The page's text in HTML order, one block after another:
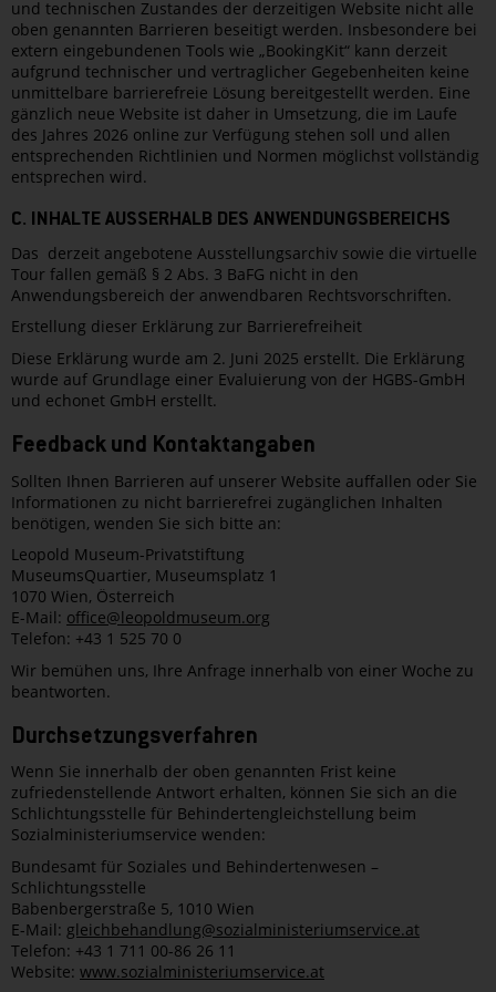
und technischen Zustandes der derzeitigen Website nicht alle
oben genannten Barrieren beseitigt werden. Insbesondere bei
extern eingebundenen Tools wie „BookingKit“ kann derzeit
aufgrund technischer und vertraglicher Gegebenheiten keine
unmittelbare barrierefreie Lösung bereitgestellt werden. Eine
gänzlich neue Website ist daher in Umsetzung, die im Laufe
des Jahres 2026 online zur Verfügung stehen soll und allen
entsprechenden Richtlinien und Normen möglichst vollständig
entsprechen wird.
C. INHALTE AUSSERHALB DES ANWENDUNGSBEREICHS
Das derzeit angebotene Ausstellungsarchiv sowie die virtuelle
Tour fallen gemäß § 2 Abs. 3 BaFG nicht in den
Anwendungsbereich der anwendbaren Rechtsvorschriften.
Erstellung dieser Erklärung zur Barrierefreiheit
Diese Erklärung wurde am 2. Juni 2025 erstellt. Die Erklärung
wurde auf Grundlage einer Evaluierung von der HGBS-GmbH
und echonet GmbH erstellt.
Feedback und Kontaktangaben
Sollten Ihnen Barrieren auf unserer Website auffallen oder Sie
Informationen zu nicht barrierefrei zugänglichen Inhalten
benötigen, wenden Sie sich bitte an:
Leopold Museum-Privatstiftung
MuseumsQuartier, Museumsplatz 1
1070 Wien, Österreich
E-Mail: office@leopoldmuseum.org
Telefon: +43 1 525 70 0
Wir bemühen uns, Ihre Anfrage innerhalb von einer Woche zu
beantworten.
Durchsetzungsverfahren
Wenn Sie innerhalb der oben genannten Frist keine
zufriedenstellende Antwort erhalten, können Sie sich an die
Schlichtungsstelle für Behindertengleichstellung beim
Sozialministeriumservice wenden:
Bundesamt für Soziales und Behindertenwesen –
Schlichtungsstelle
Babenbergerstraße 5, 1010 Wien
E-Mail: gleichbehandlung@sozialministeriumservice.at
Telefon: +43 1 711 00-86 26 11
Website: www.sozialministeriumservice.at